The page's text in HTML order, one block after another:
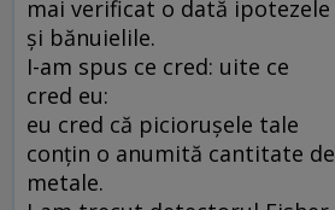
mai verificat o dată ipotezele
și bănuielile.
I-am spus ce cred: uite ce
cred eu:
eu cred că piciorușele tale
conțin o anumită cantitate de
metale.